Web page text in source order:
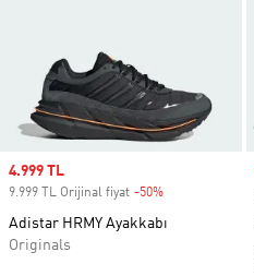
Sale price
4.999 TL
9.999 TL Orijinal fiyat -50%
Adistar HRMY Ayakkabı
Originals